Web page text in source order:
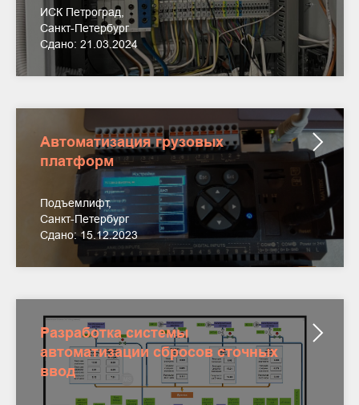
ИСК Петроград,
Санкт-Петербург
Сдано: 21.03.2024
Автоматизация грузовых
платформ
Подъемлифт,
Санкт-Петербург
Сдано: 15.12.2023
Разработка системы
автоматизации сбросов сточных
ввод